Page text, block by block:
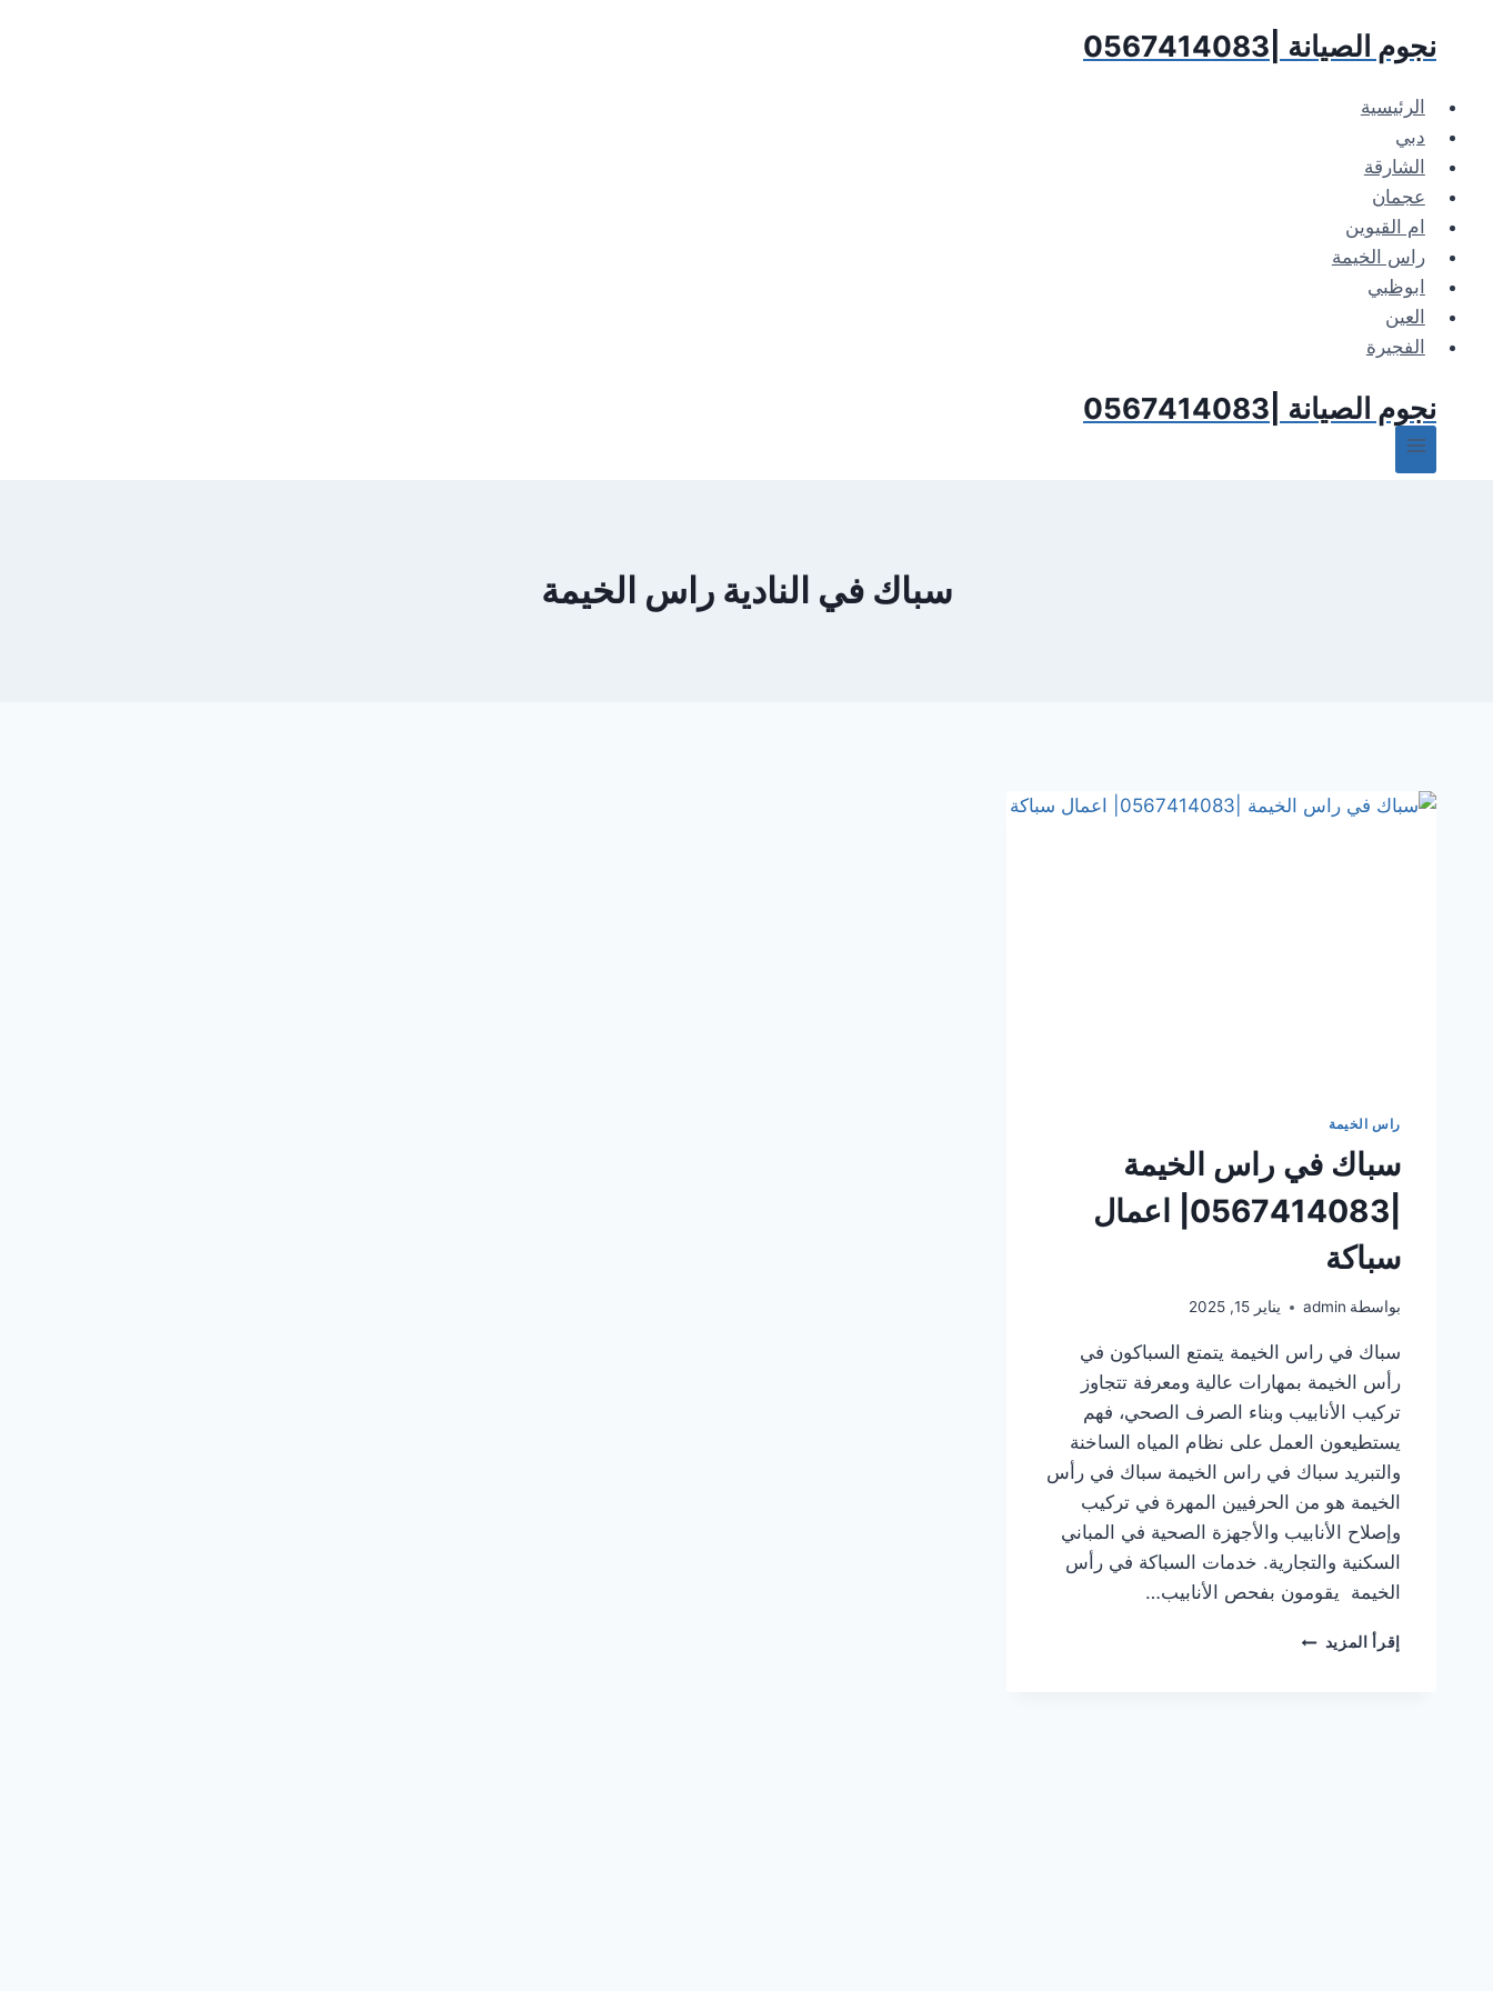
نجوم الصيانة |0567414083
الرئيسية
دبي
الشارقة
عجمان
ام القيوين
راس الخيمة
ابوظبي
العين
الفجيرة
نجوم الصيانة |0567414083
سباك في النادیة راس الخيمة
راس الخيمة
سباك في راس الخيمة
|0567414083| اعمال
سباكة
بواسطة admin يناير 15, 2025
سباك في راس الخيمة يتمتع السباكون في
رأس الخيمة بمهارات عالية ومعرفة تتجاوز
تركيب الأنابيب وبناء الصرف الصحي، فهم
يستطيعون العمل على نظام المياه الساخنة
والتبريد سباك في راس الخيمة سباك في رأس
الخيمة هو من الحرفيين المهرة في تركيب
وإصلاح الأنابيب والأجهزة الصحية في المباني
السكنية والتجارية. خدمات السباكة في رأس
الخيمة يقومون بفحص الأنابيب…
إقرأ المزيد سباك